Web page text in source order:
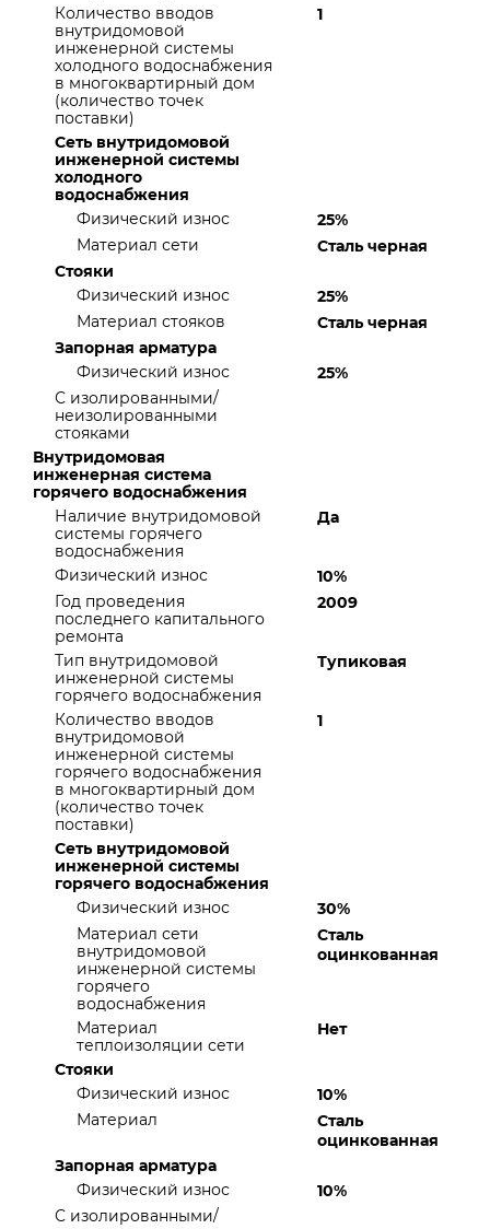
Количество вводов
внутридомовой
инженерной системы
холодного водоснабжения
в многоквартирный дом
(количество точек
поставки)
1
Сеть внутридомовой
инженерной системы
холодного
водоснабжения
Физический износ
25%
Материал сети
Сталь черная
Стояки
Физический износ
25%
Материал стояков
Сталь черная
Запорная арматура
Физический износ
25%
С изолированными/
неизолированными
стояками
Внутридомовая
инженерная система
горячего водоснабжения
Наличие внутридомовой
системы горячего
водоснабжения
Да
Физический износ
10%
Год проведения
последнего капитального
ремонта
2009
Тип внутридомовой
инженерной системы
горячего водоснабжения
Тупиковая
Количество вводов
внутридомовой
инженерной системы
горячего водоснабжения
в многоквартирный дом
(количество точек
поставки)
1
Сеть внутридомовой
инженерной системы
горячего водоснабжения
Физический износ
30%
Материал сети
внутридомовой
инженерной системы
горячего
водоснабжения
Сталь
оцинкованная
Материал
теплоизоляции сети
Нет
Стояки
Физический износ
10%
Материал
Сталь
оцинкованная
Запорная арматура
Физический износ
10%
С изолированными/